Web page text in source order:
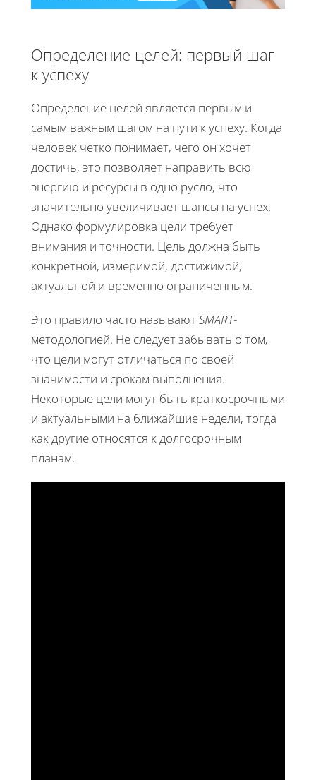
Определение целей: первый шаг
к успеху
Определение целей является первым и
самым важным шагом на пути к успеху. Когда
человек четко понимает, чего он хочет
достичь, это позволяет направить всю
энергию и ресурсы в одно русло, что
значительно увеличивает шансы на успех.
Однако формулировка цели требует
внимания и точности. Цель должна быть
конкретной, измеримой, достижимой,
актуальной и временно ограниченным.
Это правило часто называютSMART-
методологией. Не следует забывать о том,
что цели могут отличаться по своей
значимости и срокам выполнения.
Некоторые цели могут быть краткосрочными
и актуальными на ближайшие недели, тогда
как другие относятся к долгосрочным
планам.